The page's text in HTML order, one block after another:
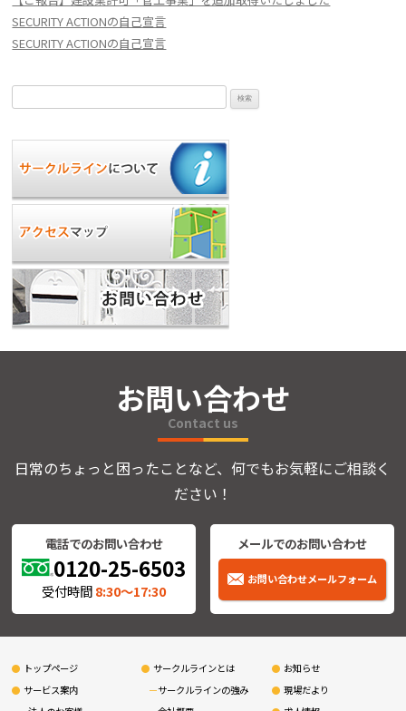
SECURITY ACTIONの自己宣言
SECURITY ACTIONの自己宣言
索:
お問い合わせ
Contact us
日常のちょっと困ったことなど、何でもお気軽にご相談く
ださい！
電話でのお問い合わせ
0120-25-6503
受付時間8:30〜17:30
メールでのお問い合わせ
お問い合わせメールフォーム
トップページ
サービス案内
サークルラインとは
サークルラインの強み
お知らせ
現場だより